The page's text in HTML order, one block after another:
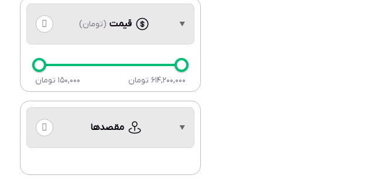
قیمت (تومان)
150,000 تومان 614,200,000 تومان
مقصدها